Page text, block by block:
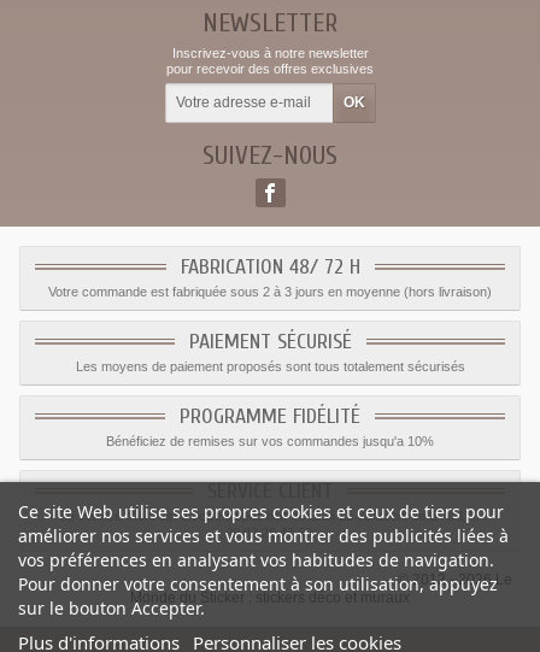
NEWSLETTER
Inscrivez-vous à notre newsletter
pour recevoir des offres exclusives
SUIVEZ-NOUS
FABRICATION 48/ 72 H
Votre commande est fabriquée sous 2 à 3 jours en moyenne (hors livraison)
PAIEMENT SÉCURISÉ
Les moyens de paiement proposés sont tous totalement sécurisés
PROGRAMME FIDÉLITÉ
Bénéficiez de remises sur vos commandes jusqu'a 10%
Le service client est a votre disposition du lundi au vendredi de 8h à 17h
09.82.28.47.69.
© 2012 - 2026 Le
Monde du Sticker :
stickers déco et muraux
Ce site Web utilise ses propres cookies et ceux de tiers pour
améliorer nos services et vous montrer des publicités liées à
vos préférences en analysant vos habitudes de navigation.
Pour donner votre consentement à son utilisation, appuyez
sur le bouton Accepter.
Plus d'informations Personnaliser les cookies